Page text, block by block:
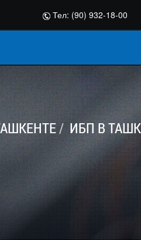
Тел: (90) 932-18-00
ИБП В